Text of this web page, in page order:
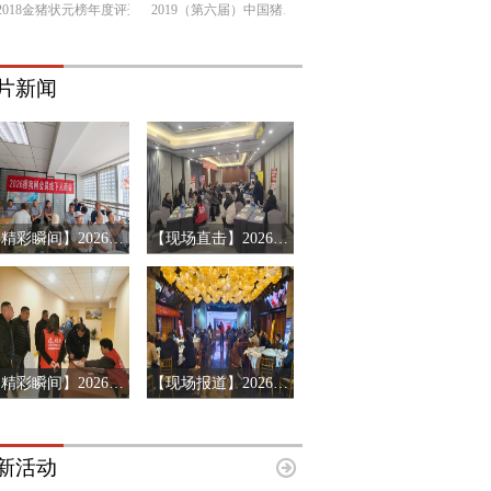
金猪状元榜年度评选 2019（第六届）中国猪产业链市场风险预警年会
新闻
【精彩瞬间】2026搜猪俱乐部会员见面会-山东济南站 【现场直击】2026第十三届猪产业链风险预警年会第三站-辽宁沈阳
【精彩瞬间】2026第十三届猪产业链风险预警年会济南站 【现场报道】2026第十三届中国猪产业链风险预警年会首站-河南郑州
活动